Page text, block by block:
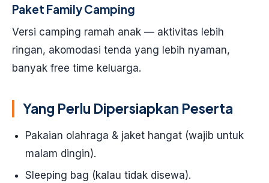
Paket Family Camping
Versi camping ramah anak — aktivitas lebih
ringan, akomodasi tenda yang lebih nyaman,
banyak free time keluarga.
Yang Perlu Dipersiapkan Peserta
Pakaian olahraga & jaket hangat (wajib untuk
malam dingin).
Sleeping bag (kalau tidak disewa).